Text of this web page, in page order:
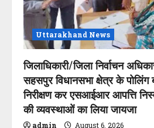
Uttarakhand News
जिलाधिकारी/जिला निर्वाचन
सहसपुर विधानसभा क्षेत्र के पोलिंग
निरीक्षण कर एसआईआर आपत्ति
की व्यवस्थाओं का लिया जायजा
admin August 6, 2026